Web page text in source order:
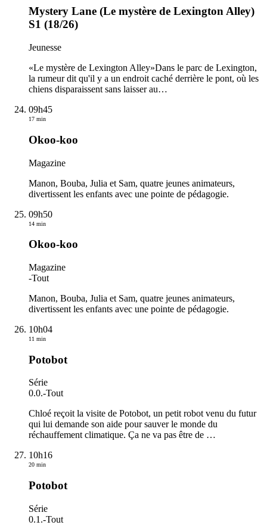
Mystery Lane (Le mystère de Lexington Alley)
S1 (18/26)
Jeunesse
«Le mystère de Lexington Alley»Dans le parc de Lexington,
la rumeur dit qu'il y a un endroit caché derrière le pont, où les
chiens disparaissent sans laisser au…
09h45
17 min
Okoo-koo
Magazine
Manon, Bouba, Julia et Sam, quatre jeunes animateurs,
divertissent les enfants avec une pointe de pédagogie.
09h50
14 min
Okoo-koo
Magazine
-Tout
Manon, Bouba, Julia et Sam, quatre jeunes animateurs,
divertissent les enfants avec une pointe de pédagogie.
10h04
11 min
Potobot
Série
0.0.-Tout
Chloé reçoit la visite de Potobot, un petit robot venu du futur
qui lui demande son aide pour sauver le monde du
réchauffement climatique. Ça ne va pas être de …
10h16
20 min
Potobot
Série
0.1.-Tout